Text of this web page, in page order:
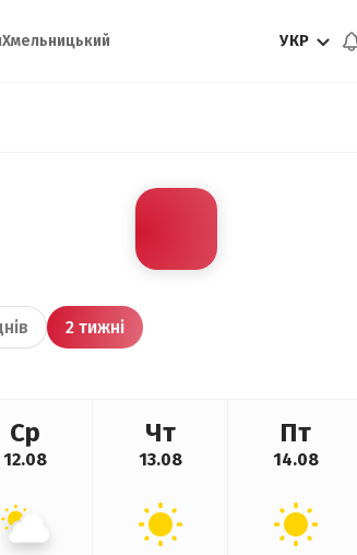
Хмельницький УКР
2 тижні
Ср
12.08
Чт
13.08
Пт
14.08